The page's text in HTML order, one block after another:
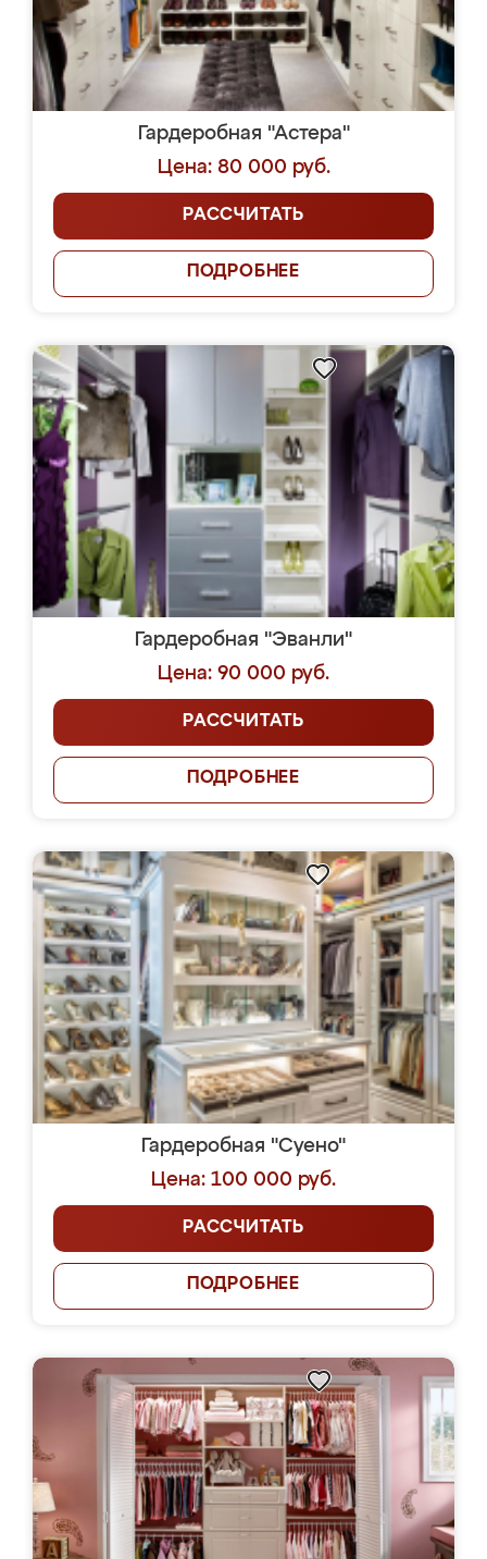
Гардеробная "Астера"
Цена: 80 000 руб.
РАССЧИТАТЬ
ПОДРОБНЕЕ
Гардеробная "Эванли"
Цена: 90 000 руб.
РАССЧИТАТЬ
ПОДРОБНЕЕ
Гардеробная "Суено"
Цена: 100 000 руб.
РАССЧИТАТЬ
ПОДРОБНЕЕ